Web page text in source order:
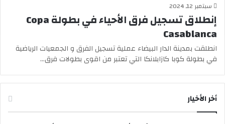
سبتمبر 12, 2024
إنطلاق تسجيل فرق الأحياء في بطولة Copa
Casablanca
انطلقت بمدينة الدار البيضاء عملية تسجيل الفرق و الجمعيات الرياضية
في بطولة كوبا كازابلانكا التي تعتبر من اقوى بطولات فرق…
أخر الأخيار